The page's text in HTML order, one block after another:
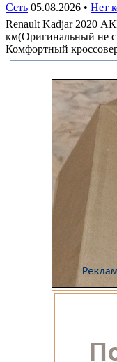
Сеть 05.08.2026 • Нет
Renault Kadjar 2020
км(Оригинальный не
Комфортный